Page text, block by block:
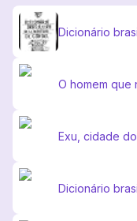
Dicionário
O homem que
Exu, cidade
Dicionário